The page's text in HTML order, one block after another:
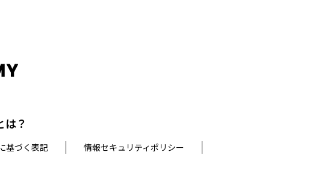
は？
基づく表記 情報セキュリティポリシー